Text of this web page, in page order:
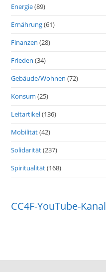
Energie(89)
Ernährung(61)
Finanzen (28)
Frieden (34)
Gebäude/Wohnen (72)
Konsum (25)
Leitartikel(136)
Mobilität(42)
Solidarität(237)
Spiritualität(168)
CC4F-YouTube-Kanal